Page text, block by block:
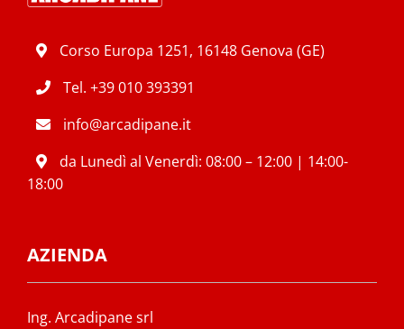
Corso Europa 1251, 16148 Genova (GE)
Tel. +39 010 393391
info@arcadipane.it
da Lunedì al Venerdì: 08:00 – 12:00 | 14:00-
18:00
AZIENDA
Ing. Arcadipane srl